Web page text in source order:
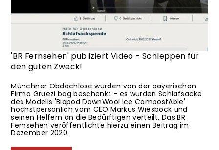
Biopod DownWool· Biopod DownWool Ice
·Biopod Schlafsack
Markus Wiesböck Nachhaltigkeit·Schlafsack
25 Januar 2021
'BR Fernsehen' publiziert Video - Schleppen für
den guten Zweck!
Münchner Obdachlose wurden von der bayerischen
Firma Grüezi bag beschenkt - es wurden Schlafsäcke
des Modells 'Biopod DownWool Ice CompostAble'
höchstpersönlich vom CEO Markus Wiesböck und
seinen Helfern an die Bedürftigen verteilt. Das BR
Fernsehen veröffentlichte hierzu einen Beitrag im
Dezember 2020.